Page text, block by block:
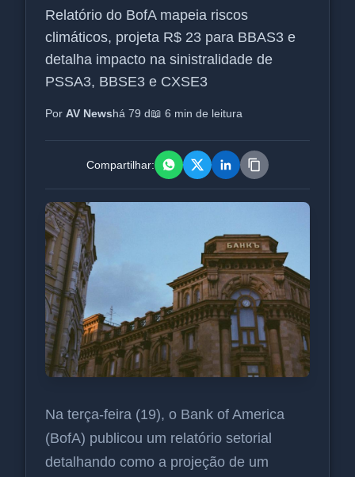
Relatório do BofA mapeia riscos
climáticos, projeta R$ 23 para BBAS3 e
detalha impacto na sinistralidade de
PSSA3, BBSE3 e CXSE3
Por AV Newshá 79 d📖 6 min de leitura
Compartilhar:
Na terça-feira (19), o Bank of America
(BofA) publicou um relatório setorial
detalhando como a projeção de um